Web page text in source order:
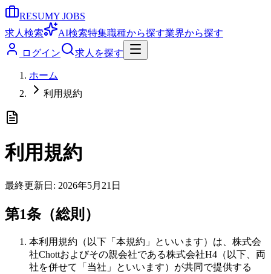
RESUMY JOBS
求人検索
AI検索特集職種から探す業界から探す
ログイン
求人を探す
ホーム
利用規約
利用規約
最終更新日: 2026年5月21日
第1条（総則）
本利用規約（以下「本規約」といいます）は、株式会
社Chottおよびその親会社である株式会社H4（以下、両
社を併せて「当社」といいます）が共同で提供する